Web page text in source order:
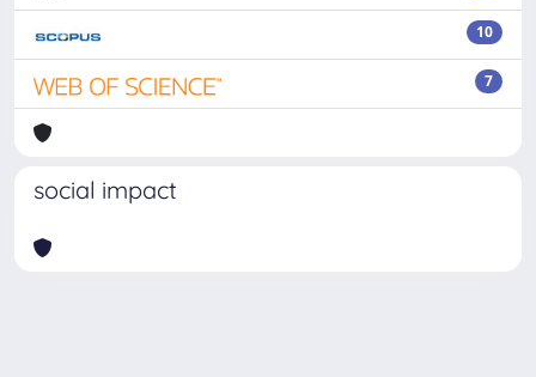
10
7
social impact